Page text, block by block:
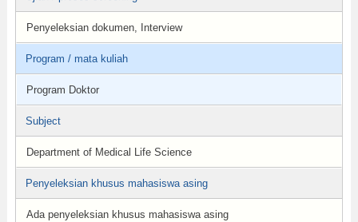
Penyeleksian dokumen, Interview
Program / mata kuliah
Program Doktor
Subject
Department of Medical Life Science
Penyeleksian khusus mahasiswa asing
Ada penyeleksian khusus mahasiswa asing